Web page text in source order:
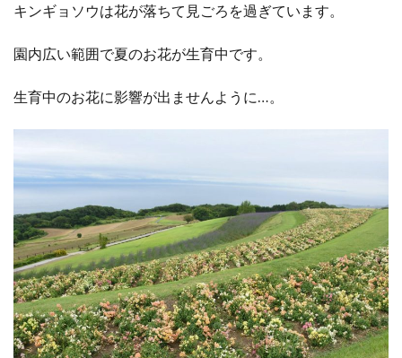
キンギョソウは花が落ちて見ごろを過ぎています。
園内広い範囲で夏のお花が生育中です。
生育中のお花に影響が出ませんように…。